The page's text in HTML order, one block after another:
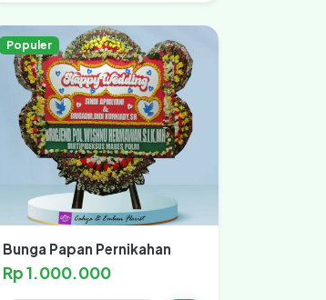
Populer
Bunga Papan Pernikahan
Rp 1.000.000